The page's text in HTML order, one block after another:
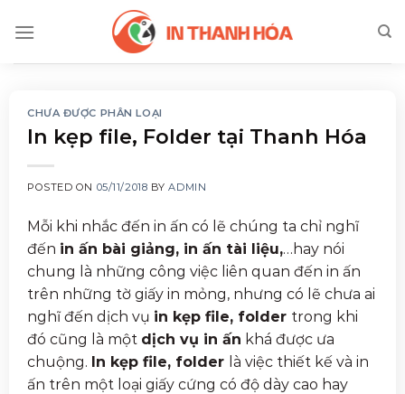
CHƯA ĐƯỢC PHÂN LOẠI
In kẹp file, Folder tại Thanh Hóa
POSTED ON 05/11/2018 BYADMIN
Mỗi khi nhắc đến in ấn có lẽ chúng ta chỉ nghĩ
đến in ấn bài giảng, in ấn tài liệu,…hay nói
chung là những công việc liên quan đến in ấn
trên những tờ giấy in mỏng, nhưng có lẽ chưa ai
nghĩ đến dịch vụ in kẹp file, folder trong khi
đó cũng là một dịch vụ in ấn khá được ưa
chuộng. In kẹp file, folder là việc thiết kế và in
ấn trên một loại giấy cứng có độ dày cao hay